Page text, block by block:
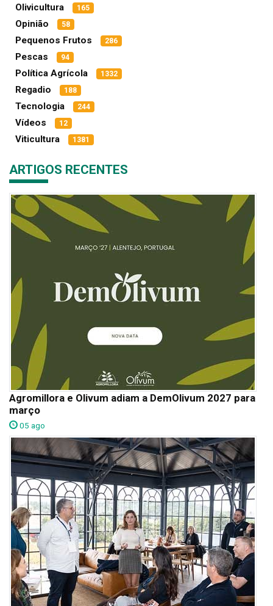
Olivicultura 165
Opinião 58
Pequenos Frutos 286
Pescas 94
Política Agrícola 1332
Regadio 188
Tecnologia 244
Vídeos 12
Viticultura 1381
ARTIGOS RECENTES
Agromillora e Olivum adiam a DemOlivum 2027 para
março
05 ago